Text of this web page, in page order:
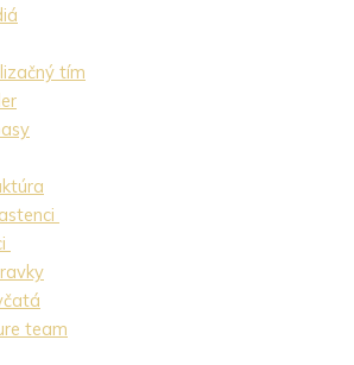
tím
team